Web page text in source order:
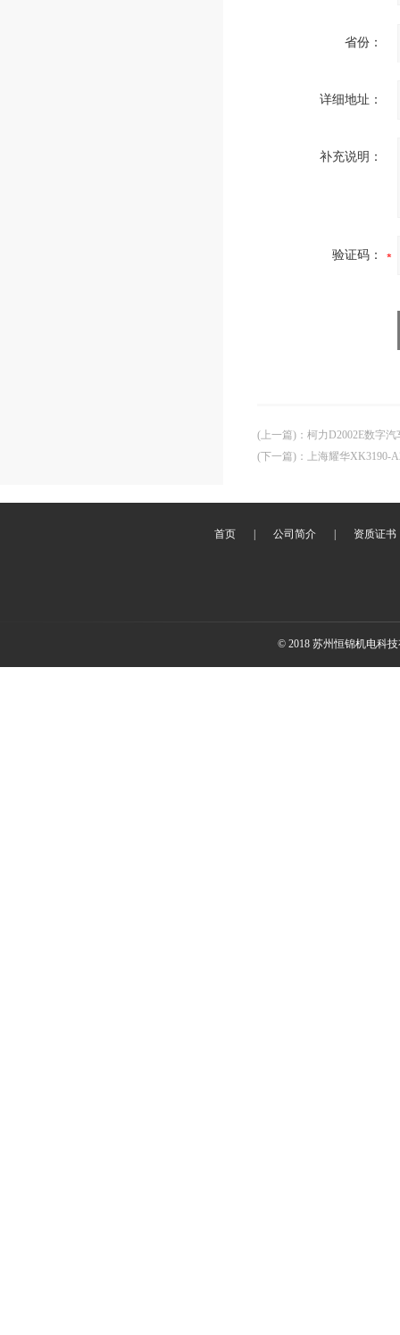
省份：
详细地址：
补充说明：
验证码：
(上一篇) ： 柯力D2002E数字
(下一篇) ： 上海耀华XK3190-
首页 公司简介 资质证书
© 2018 苏州恒锦机电科